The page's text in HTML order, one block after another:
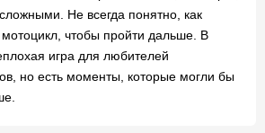
Не всегда понятно, как
чтобы пройти дальше. В
игра для любителей
но есть моменты, которые могли бы